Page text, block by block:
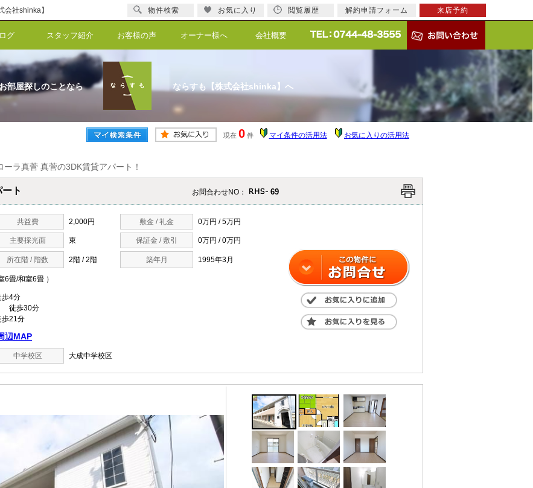
社shinka】
グ スタッフ紹介 お客様の声 オーナー様へ 会社概要
部屋探しのことなら ならすも【株式会社shinka】へ
現在 0 件 マイ条件の活用法 お気に入りの活用法
ーラ真菅 真菅の3DK賃貸アパート！
ト お問合わせNO： 69
共益費 2,000円 敷金 / 礼金 0万円 / 5万円
主要採光面 東 保証金 / 敷引 0万円 / 0万円
所在階 / 階数 2階 / 2階 築年月 1995年3月
畳/和室6畳 ）
4分
徒歩30分
21分
辺MAP
中学校区 大成中学校区
物件検索 お気に入り 閲覧履歴 解約申請フォーム 来店予約